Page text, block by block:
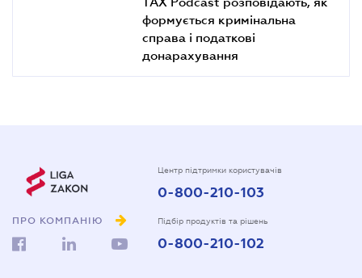
формується кримінальна
справа і податкові
донарахування
ПРО КОМПАНІЮ
Центр підтримки користувачів
0-800-210-103
Підбір продуктів та рішень
0-800-210-102